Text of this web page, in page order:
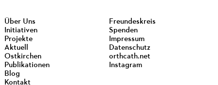
Über Uns
Initiativen
Projekte
Aktuell
Ostkirchen
Publikationen
Blog
Kontakt
Freundeskreis
Spenden
Impressum
Datenschutz
orthcath.net
Instagram